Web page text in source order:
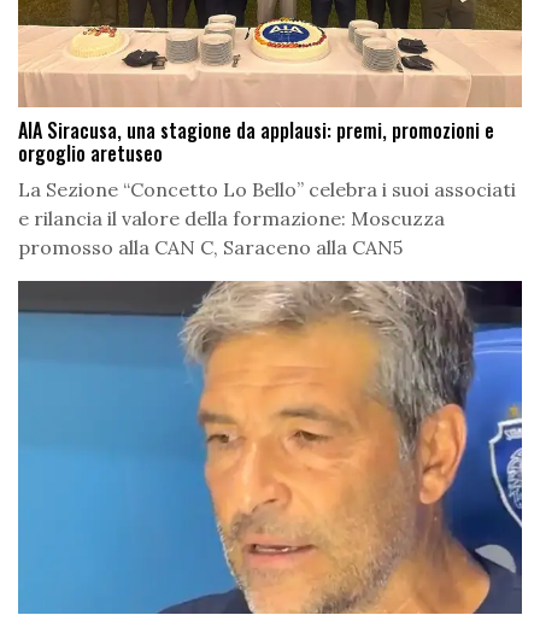
AIA Siracusa, una stagione da applausi: premi, promozioni e
orgoglio aretuseo
La Sezione “Concetto Lo Bello” celebra i suoi associati
e rilancia il valore della formazione: Moscuzza
promosso alla CAN C, Saraceno alla CAN5